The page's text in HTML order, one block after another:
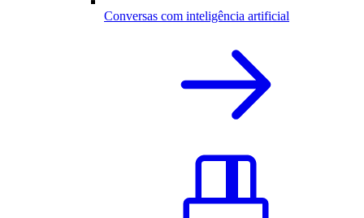
Conversas com inteligência artificial